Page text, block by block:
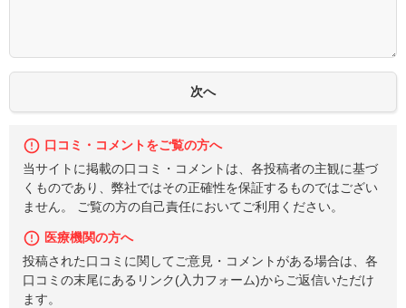
口コミ・コメントをご覧の方へ
当サイトに掲載の口コミ・コメントは、各投稿者の主観に基づ
くものであり、弊社ではその正確性を保証するものではござい
ません。 ご覧の方の自己責任においてご利用ください。
医療機関の方へ
投稿された口コミに関してご意見・コメントがある場合は、各
口コミの末尾にあるリンク(入力フォーム)からご返信いただけ
ます。